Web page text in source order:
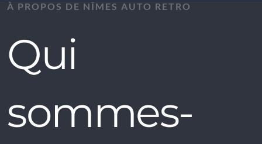
À PROPOS DE NÎMES AUTO RETRO
Qui
sommes-